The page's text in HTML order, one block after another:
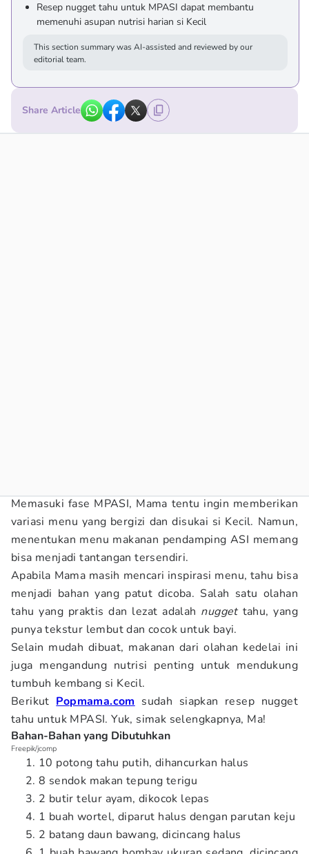
Resep nugget tahu untuk MPASI dapat membantu
memenuhi asupan nutrisi harian si Kecil
This section summary was AI-assisted and reviewed by our
editorial team.
Share Article
Memasuki fase MPASI, Mama tentu ingin memberikan
variasi menu yang bergizi dan disukai si Kecil. Namun,
menentukan menu makanan pendamping ASI memang
bisa menjadi tantangan tersendiri.
Apabila Mama masih mencari inspirasi menu, tahu bisa
menjadi bahan yang patut dicoba. Salah satu olahan
tahu yang praktis dan lezat adalah nuggettahu, yang
punya tekstur lembut dan cocok untuk bayi.
Selain mudah dibuat, makanan dari olahan kedelai ini
juga mengandung nutrisi penting untuk mendukung
tumbuh kembang si Kecil.
Berikut Popmama.com sudah siapkan resep nugget
tahu untuk MPASI. Yuk, simak selengkapnya, Ma!
Bahan-Bahan yang Dibutuhkan
Freepik/jcomp
10 potong tahu putih, dihancurkan halus
8 sendok makan tepung terigu
2 butir telur ayam, dikocok lepas
1 buah wortel, diparut halus dengan parutan keju
2 batang daun bawang, dicincang halus